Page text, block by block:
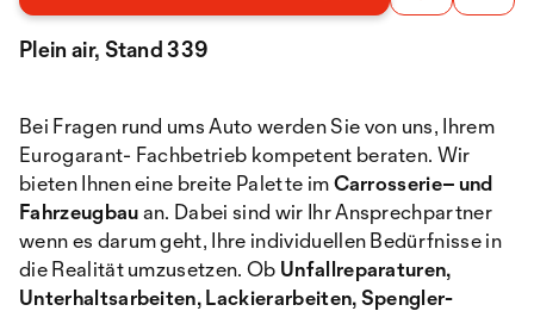
Plein air, Stand 339
Bei Fragen rund ums Auto werden Sie von uns, Ihrem
Eurogarant- Fachbetrieb kompetent beraten. Wir
bieten Ihnen eine breite Palette imCarrosserie– und
Fahrzeugbauan. Dabei sind wir Ihr Ansprechpartner
wenn es darum geht, Ihre individuellen Bedürfnisse in
die Realität umzusetzen. Ob Unfallreparaturen,
Unterhaltsarbeiten, Lackierarbeiten, Spengler-